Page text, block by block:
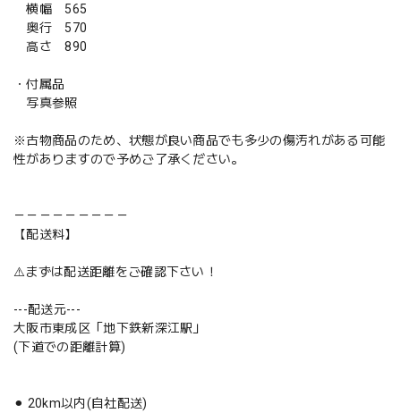
横幅 565
奥行 570
高さ 890
・付属品
写真参照
※古物商品のため、状態が良い商品でも多少の傷汚れがある可能
性がありますので予めご了承ください。
－－－－－－－－－
【配送料】
⚠️まずは配送距離をご確認下さい！
---配送元---
大阪市東成区「地下鉄新深江駅」
(下道での距離計算)
⚫︎ 20km以内(自社配送)